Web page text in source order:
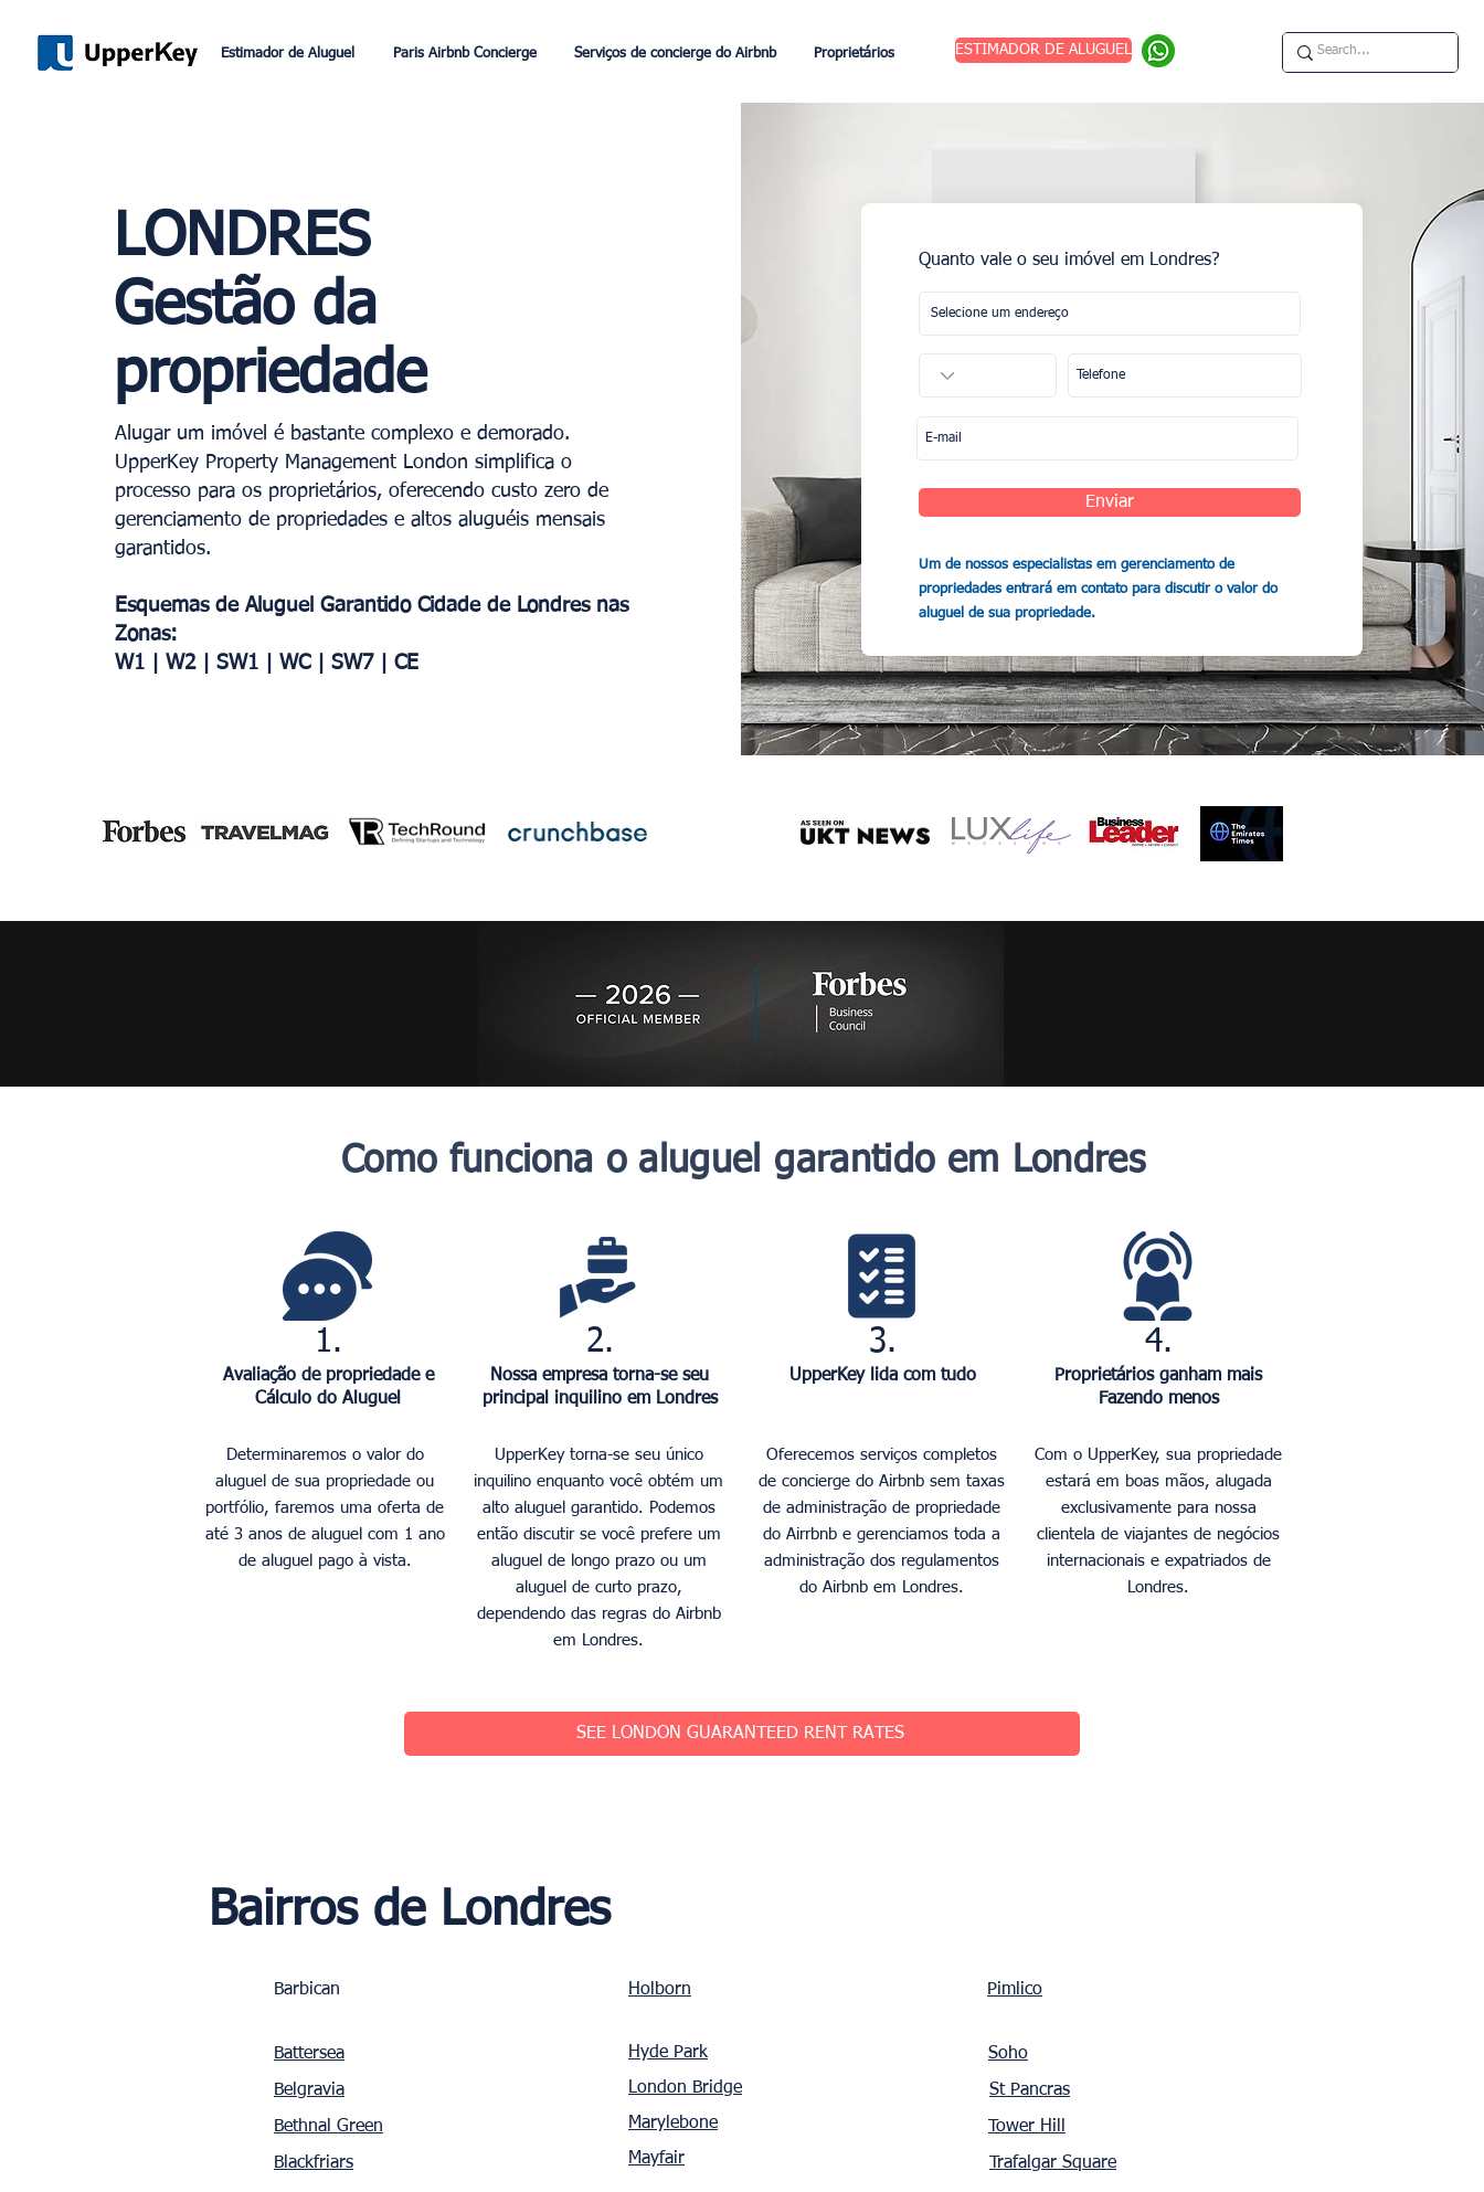
Estimador de Aluguel Paris Airbnb Concierge Serviços de concierge do Airbnb Proprietários ESTIMADOR DE ALUGUEL
LONDRES
Gestão da
propriedade
Alugar um imóvel é bastante complexo e demorado.
UpperKey Property Management London simplifica o
processo para os proprietários, oferecendo custo zero de
gerenciamento de propriedades e altos aluguéis mensais
garantidos.
Esquemas de Aluguel Garantido Cidade de Londres nas
Zonas:
W1 | W2 | SW1 | WC | SW7 | CE
Quanto vale o seu imóvel em Londres?
Enviar
Um de nossos especialistas em gerenciamento de
propriedades entrará em contato para discutir o valor do
aluguel de sua propriedade.
Como funciona o aluguel garantido em Londres
1.
Avaliação de propriedade e
Cálculo do Aluguel
Determinaremos o valor do
aluguel de sua propriedade ou
portfólio, faremos uma oferta de
até 3 anos de aluguel com 1 ano
de aluguel pago à vista.
2.
Nossa empresa torna-se seu
principal inquilino em Londres
UpperKey torna-se seu único
inquilino enquanto você obtém um
alto aluguel garantido. Podemos
então discutir se você prefere um
aluguel de longo prazo ou um
aluguel de curto prazo,
dependendo das regras do Airbnb
em Londres.
3.
UpperKey lida com tudo
Oferecemos serviços completos
de concierge do Airbnb sem taxas
de administração de propriedade
do Airrbnb e gerenciamos toda a
administração dos regulamentos
do Airbnb em Londres.
4.
Proprietários ganham mais
Fazendo menos
Com o UpperKey, sua propriedade
estará em boas mãos, alugada
exclusivamente para nossa
clientela de viajantes de negócios
internacionais e expatriados de
Londres.
SEE LONDON GUARANTEED RENT RATES
Bairros de Londres
Barbican
Battersea
Belgravia
Bethnal Green
Blackfriars
Holborn
Hyde Park
London Bridge
Marylebone
Mayfair
Pimlico
Soho
St Pancras
Tower Hill
Trafalgar Square